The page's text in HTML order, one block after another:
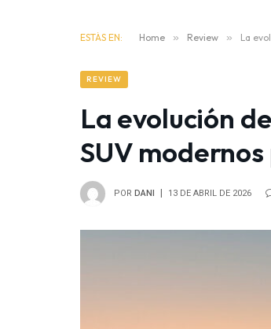
ESTÁS EN: Home » Review » La
REVIEW
La evolución
SUV
POR DANI 13 DE ABRIL DE 2026